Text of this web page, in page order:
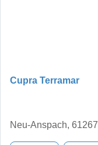
Cupra Terramar
Neu-Anspach, 61267